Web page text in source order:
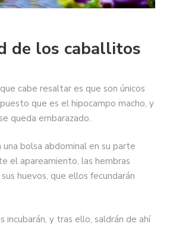
de los caballitos
cabe resaltar es que son únicos
que es el hipocampo macho, y
queda embarazado.
bolsa abdominal en su parte
el apareamiento, las hembras
huevos, que ellos fecundarán
incubarán, y tras ello, saldrán de ahí